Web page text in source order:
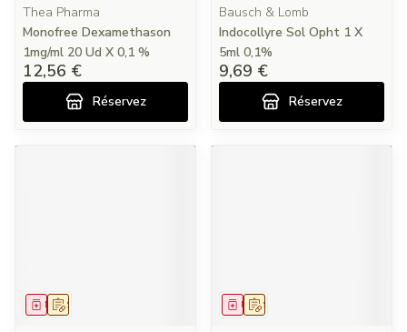
Thea Pharma
Monofree Dexamethason
1mg/ml 20 Ud X 0,1 %
12,56 €
Réservez
Bausch & Lomb
Indocollyre Sol Opht 1 X
5ml 0,1%
9,69 €
Réservez
Sur prescription
Médicament Sur prescription
Médicament